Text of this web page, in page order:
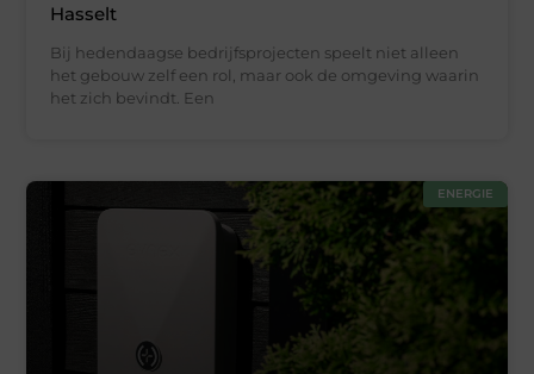
Hasselt
Bij hedendaagse bedrijfsprojecten speelt niet alleen
het gebouw zelf een rol, maar ook de omgeving waarin
het zich bevindt. Een
ENERGIE